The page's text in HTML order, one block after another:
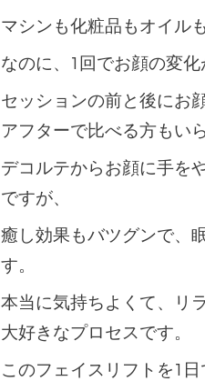
マシンも化粧品もオイル
なのに、1回でお顔の変化
セッションの前と後にお
アフターで比べる方もい
デコルテからお顔に手を
ですが、
癒し効果もバツグンで、
す。
本当に気持ちよくて、リ
大好きなプロセスです。
このフェイスリフトを1日